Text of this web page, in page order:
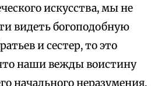
искусства, мы не
видеть богоподобную
и сестер, то это
наши вежды воистину
начального неразумения,